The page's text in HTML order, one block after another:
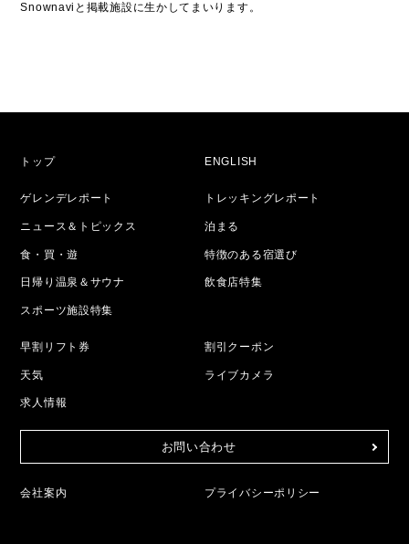
Snownaviと掲載施設に生かしてまいります。
トップ ENGLISH
ゲレンデレポート トレッキングレポート
ニュース＆トピックス 泊まる
食・買・遊 特徴のある宿選び
日帰り温泉＆サウナ 飲食店特集
スポーツ施設特集
早割リフト券 割引クーポン
天気 ライブカメラ
求人情報
お問い合わせ
会社案内 プライバシーポリシー